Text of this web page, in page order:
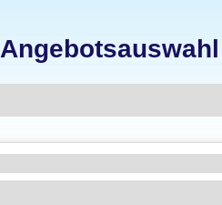
Angebotsauswahl